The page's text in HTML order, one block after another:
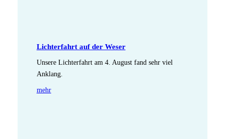
Lichterfahrt auf der Weser
Unsere Lichterfahrt am 4. August fand sehr viel
Anklang.
mehr